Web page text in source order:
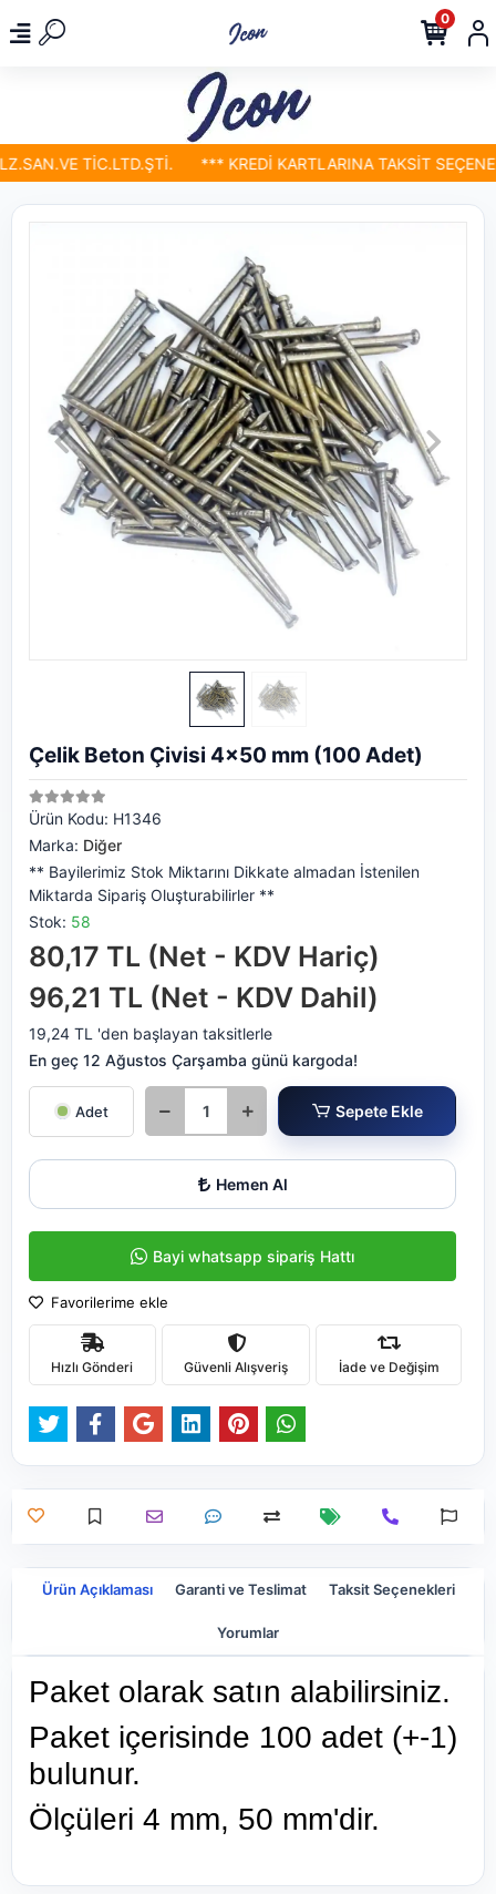
TİC.LTD.ŞTİ. *** KREDİ KARTLARINA TAKSİT
0
Çelik Beton Çivisi 4x50 mm (100 Adet)
Ürün Kodu: H1346
Marka: Diğer
** Bayilerimiz Stok Miktarını Dikkate almadan İstenilen
Miktarda Sipariş Oluşturabilirler **
Stok: 58
80,17 TL (Net - KDV Hariç)
96,21 TL (Net - KDV Dahil)
19,24 TL 'den başlayan taksitlerle
En geç 12 Ağustos Çarşamba günü kargoda!
Adet Sepete Ekle
Hemen Al
Bayi whatsapp sipariş Hattı
Favorilerime ekle
Hızlı Gönderi Güvenli Alışveriş İade ve Değişim
Ürün Açıklaması Garanti ve Teslimat Taksit Seçenekleri
Yorumlar
Paket olarak satın alabilirsiniz.
Paket içerisinde 100 adet (+-1)
bulunur.
Ölçüleri 4 mm, 50 mm'dir.